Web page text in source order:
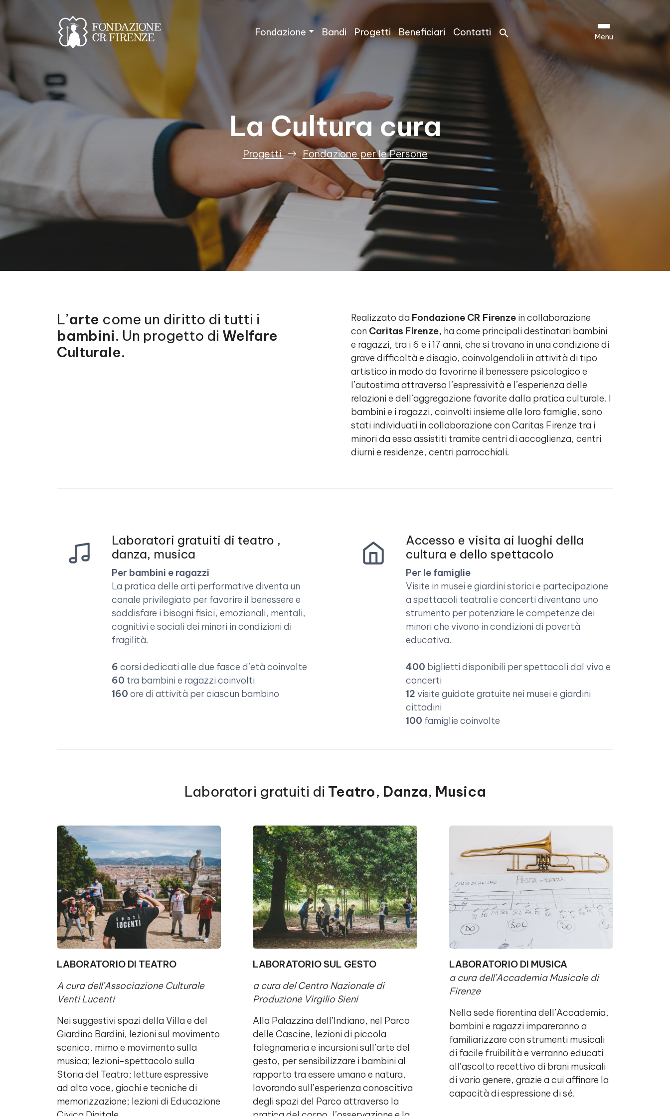
Fondazione Bandi Progetti Beneficiari Contatti Menu
La Cultura cura
La Cultura cura
Progetti Fondazione per le Persone
L’arte come un diritto di tutti i
bambini. Un progetto di Welfare
Culturale.
Realizzato da Fondazione CR Firenze in collaborazione
con Caritas Firenze, ha come principali destinatari bambini
e ragazzi, tra i 6 e i 17 anni, che si trovano in una condizione di
grave difficoltà e disagio, coinvolgendoli in attività di tipo
artistico in modo da favorirne il benessere psicologico e
l’autostima attraverso l’espressività e l’esperienza delle
relazioni e dell’aggregazione favorite dalla pratica culturale. I
bambini e i ragazzi, coinvolti insieme alle loro famiglie, sono
stati individuati in collaborazione con Caritas Firenze tra i
minori da essa assistiti tramite centri di accoglienza, centri
diurni e residenze, centri parrocchiali.
Laboratori gratuiti di teatro ,
danza, musica
Per bambini e ragazzi
La pratica delle arti performative diventa un
canale privilegiato per favorire il benessere e
soddisfare i bisogni fisici, emozionali, mentali,
cognitivi e sociali dei minori in condizioni di
fragilità.
6 corsi dedicati alle due fasce d’età coinvolte
60 tra bambini e ragazzi coinvolti
160 ore di attività per ciascun bambino
Accesso e visita ai luoghi della
cultura e dello spettacolo
Per le famiglie
Visite in musei e giardini storici e partecipazione
a spettacoli teatrali e concerti diventano uno
strumento per potenziare le competenze dei
minori che vivono in condizioni di povertà
educativa.
400 biglietti disponibili per spettacoli dal vivo e
concerti
12 visite guidate gratuite nei musei e giardini
cittadini
100 famiglie coinvolte
Laboratori gratuiti di Teatro, Danza, Musica
LABORATORIO DI TEATRO
A cura dell’Associazione Culturale
Venti Lucenti
Nei suggestivi spazi della Villa e del
Giardino Bardini, lezioni sul movimento
scenico, mimo e movimento sulla
musica; lezioni-spettacolo sulla
Storia del Teatro; letture espressive
ad alta voce, giochi e tecniche di
memorizzazione; lezioni di Educazione
LABORATORIO SUL GESTO
a cura del Centro Nazionale di
Produzione Virgilio Sieni
Alla Palazzina dell’Indiano, nel Parco
delle Cascine, lezioni di piccola
falegnameria e incursioni sull’arte del
gesto, per sensibilizzare i bambini al
rapporto tra essere umano e natura,
lavorando sull’esperienza conoscitiva
degli spazi del Parco attraverso la
LABORATORIO DI MUSICA
a cura dell’Accademia Musicale di
Firenze
Nella sede fiorentina dell’Accademia,
bambini e ragazzi impareranno a
familiarizzare con strumenti musicali
di facile fruibilità e verranno educati
all’ascolto recettivo di brani musicali
di vario genere, grazie a cui affinare la
capacità di espressione di sé.